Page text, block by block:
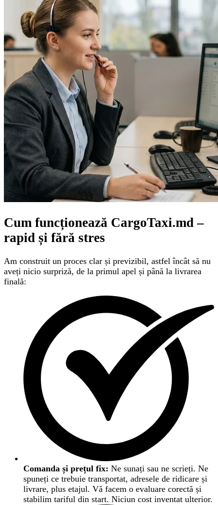
Cum funcționează CargoTaxi.md –
rapid și fără stres
Am construit un proces clar și previzibil, astfel încât să nu
aveți nicio surpriză, de la primul apel și până la livrarea
finală:
Comanda și prețul fix: Ne sunați sau ne scrieți. Ne
spuneți ce trebuie transportat, adresele de ridicare și
livrare, plus etajul. Vă facem o evaluare corectă și
stabilim tariful din start. Niciun cost inventat ulterior.